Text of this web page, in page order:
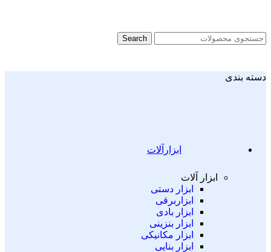
Search
دسته بندی
ابزارآلات
ابزار آلات
ابزار دستی
ابزاربرقی
ابزار بادی
ابزار بنزینی
ابزار مکانیکی
ابزار بنایی